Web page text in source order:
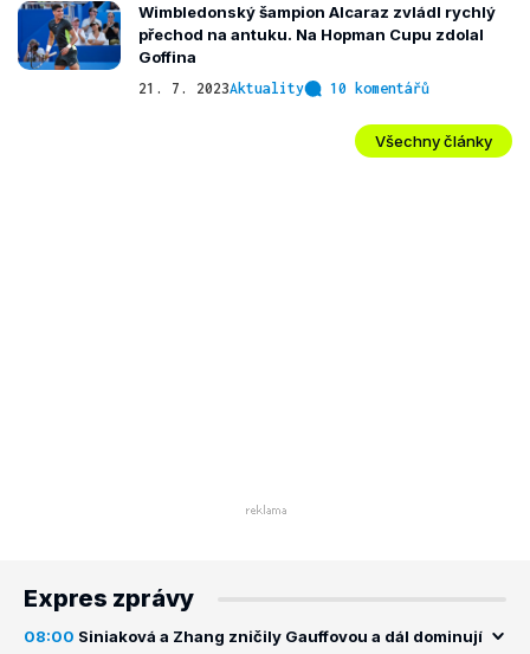
Wimbledonský šampion Alcaraz zvládl rychlý
přechod na antuku. Na Hopman Cupu zdolal
Goffina
21. 7. 2023Aktuality 10 komentářů
Všechny články
Expres zprávy
08:00 Siniaková a Zhang zničily Gauffovou a dál dominují